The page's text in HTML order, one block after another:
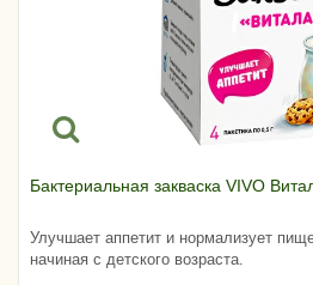
Бактериальная закваска VIVO
Улучшает аппетит и нормализует
начиная с детского возраста.